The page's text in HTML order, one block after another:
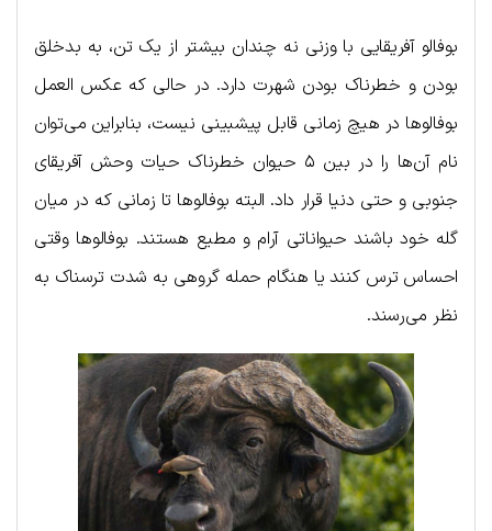
بوفالو آفریقایی با وزنی نه چندان بیشتر از یک تن، به بدخلق
بودن و خطرناک بودن شهرت دارد. در حالی که عکس العمل
بوفالوها در هیچ زمانی قابل پیشبینی نیست، بنابراین می‌توان
نام آن‌ها را در بین ۵ حیوان خطرناک حیات وحش آفریقای
جنوبی و حتی دنیا قرار داد. البته بوفالوها تا زمانی که در میان
گله خود باشند حیواناتی آرام و مطیع هستند. بوفالوها وقتی
احساس ترس کنند یا هنگام حمله گروهی به شدت ترسناک به
نظر می‌رسند.